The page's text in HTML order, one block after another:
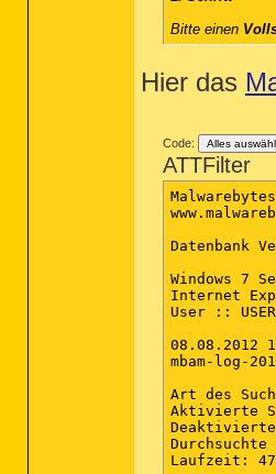
Bitte einen
Hier das
Code: Alles
ATTFilter
Malwarebytes
Datenbank
Windows 7
Internet
User ::
08.08.2012
mbam-log-
Art des
Aktivierte
Durchsuchte
Laufzeit: